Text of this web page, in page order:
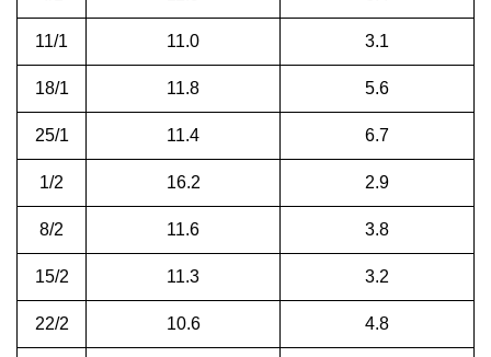
11/1 11.0 3.1
18/1 11.8 5.6
25/1 11.4 6.7
1/2 16.2 2.9
8/2 11.6 3.8
15/2 11.3 3.2
22/2 10.6 4.8